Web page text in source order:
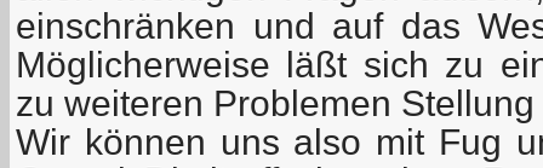
einschränken und auf das
Möglicherweise läßt sich zu
zu weiteren Problemen
Wir können uns also mit Fug